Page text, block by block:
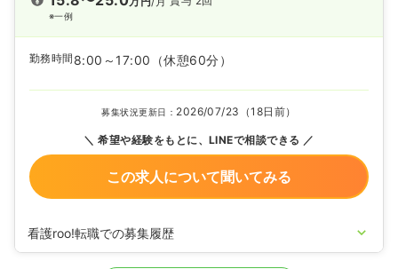
※一例
勤務時間 8:00～17:00 （休憩60分）
募集状況更新日： 2026/07/23（18日前）
希望や経験をもとに、LINEで相談できる
この求人について聞いてみる
看護roo!転職での募集履歴